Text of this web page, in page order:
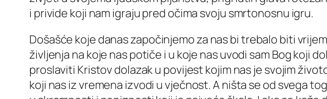
i privide koji nam igraju pred očima svoju smrtonosnu igru.
Došašće koje danas započinjemo za nas bi trebalo biti
življenja na koje nas potiče i u koje nas uvodi sam Bog koji
proslaviti Kristov dolazak u povijest kojim nas je svojim
koji nas iz vremena izvodi u vječnost. A ništa se od svega